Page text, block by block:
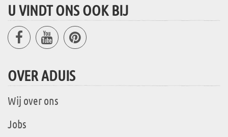
U VINDT ONS OOK BIJ
OVER ADUIS
Wij over ons
Jobs